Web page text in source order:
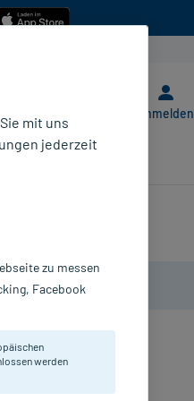
Anmelden
mit uns
jederzeit
zu messen
Facebook
werden